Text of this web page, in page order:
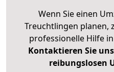
Wenn Sie einen
Treuchtlingen planen,
professionelle Hilfe
Kontaktieren Sie
reibungslosen